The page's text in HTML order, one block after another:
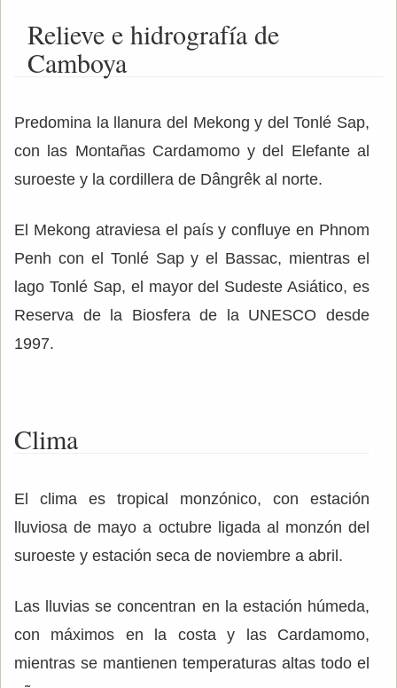
Relieve e hidrografía de
Camboya
Predomina la llanura del Mekong y del Tonlé Sap,
con las Montañas Cardamomo y del Elefante al
suroeste y la cordillera de Dângrêk al norte.
El Mekong atraviesa el país y confluye en Phnom
Penh con el Tonlé Sap y el Bassac, mientras el
lago Tonlé Sap, el mayor del Sudeste Asiático, es
Reserva de la Biosfera de la UNESCO desde
1997.
Clima
El clima es tropical monzónico, con estación
lluviosa de mayo a octubre ligada al monzón del
suroeste y estación seca de noviembre a abril.
Las lluvias se concentran en la estación húmeda,
con máximos en la costa y las Cardamomo,
mientras se mantienen temperaturas altas todo el